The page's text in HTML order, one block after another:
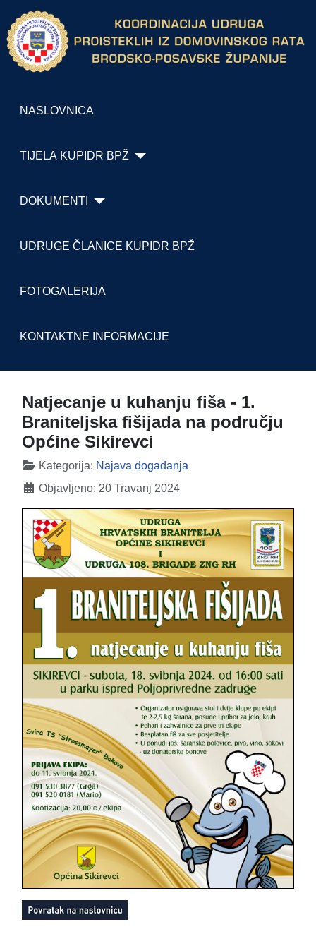
NASLOVNICA
TIJELA KUPIDR BPŽ
DOKUMENTI
UDRUGE ČLANICE KUPIDR BPŽ
FOTOGALERIJA
KONTAKTNE INFORMACIJE
Natjecanje u kuhanju fiša - 1.
Braniteljska fišijada na području
Općine Sikirevci
DetaljiKategorija: Najava događanja
Objavljeno: 20 Travanj 2024